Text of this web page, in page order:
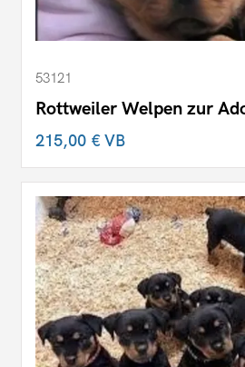
53121
Rottweiler Welpen zur
215,00 €VB